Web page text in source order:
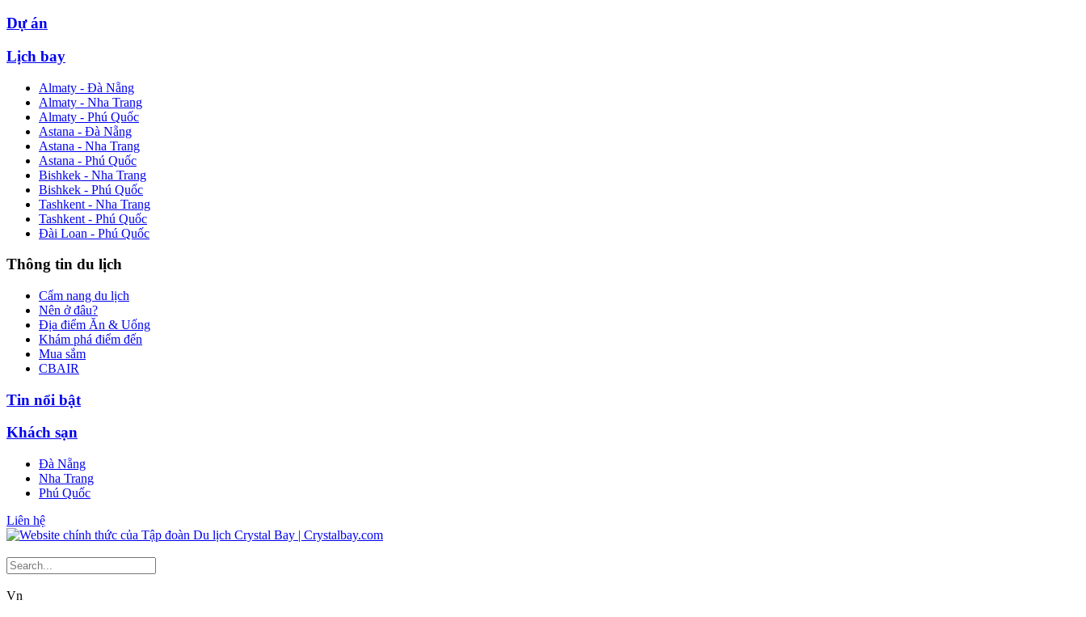
Dự án
Lịch bay
Almaty - Đà Nẵng
Almaty - Nha Trang
Almaty - Phú Quốc
Astana - Đà Nẵng
Astana - Nha Trang
Astana - Phú Quốc
Bishkek - Nha Trang
Bishkek - Phú Quốc
Tashkent - Nha Trang
Tashkent - Phú Quốc
Đài Loan - Phú Quốc
Thông tin du lịch
Cẩm nang du lịch
Nên ở đâu?
Địa điểm Ăn & Uống
Khám phá điểm đến
Mua sắm
CBAIR
Tin nổi bật
Khách sạn
Đà Nẵng
Nha Trang
Phú Quốc
Liên hệ
Vn